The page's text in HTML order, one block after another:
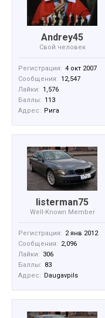
Andrey45
Свой человек
Регистрация: 4 окт 2007
Сообщения: 12,547
Лайки: 1,576
Баллы: 113
Адрес: Рига
listerman75
Well-Known Member
Регистрация: 2 янв 2012
Сообщения: 2,096
Лайки: 306
Баллы: 83
Адрес: Daugavpils